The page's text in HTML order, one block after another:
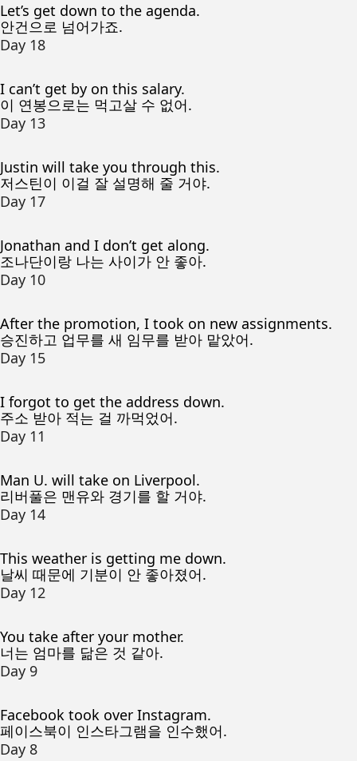
Let’s get down to the agenda.
안건으로 넘어가죠.
Day 18
I can’t get by on this salary.
이 연봉으로는 먹고살 수 없어.
Day 13
Justin will take you through this.
저스틴이 이걸 잘 설명해 줄 거야.
Day 17
Jonathan and I don’t get along.
조나단이랑 나는 사이가 안 좋아.
Day 10
After the promotion, I took on new assignments.
승진하고 업무를 새 임무를 받아 맡았어.
Day 15
I forgot to get the address down.
주소 받아 적는 걸 까먹었어.
Day 11
Man U. will take on Liverpool.
리버풀은 맨유와 경기를 할 거야.
Day 14
This weather is getting me down.
날씨 때문에 기분이 안 좋아졌어.
Day 12
You take after your mother.
너는 엄마를 닮은 것 같아.
Day 9
Facebook took over Instagram.
페이스북이 인스타그램을 인수했어.
Day 8